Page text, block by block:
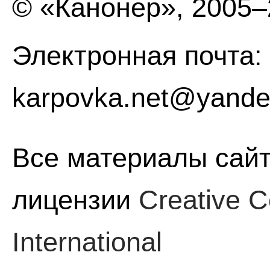
© «Канонер»,
Электронная почта:
Все материалы
лицензии Creative
International